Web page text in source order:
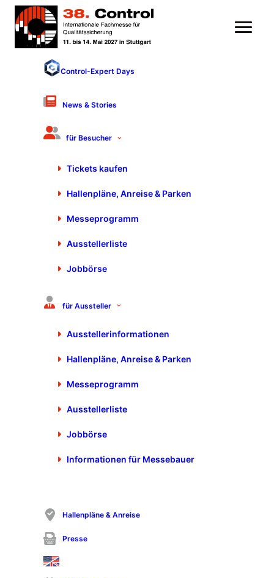
Control-Expert Days
News & Stories
für Besucher
Tickets kaufen
Hallenpläne, Anreise & Parken
Messeprogramm
Ausstellerliste
Jobbörse
für Aussteller
Ausstellerinformationen
Hallenpläne, Anreise & Parken
Messeprogramm
Ausstellerliste
Jobbörse
Informationen für Messebauer
Hallenpläne & Anreise
Presse
mQuest Audit heißt jetzt
cluetec Audit
identifizieren, Prozesse zu optimieren und Compliance-
Anforderungen einzuhalten“, sagt Matthias Helferich,
Managing Partner von cluetec und zuständig für die
Bereiche Product & Operations. „Viele Unternehmen setzen
wachsender Komplexität. Digitale Audits schaffen Abhilfe.